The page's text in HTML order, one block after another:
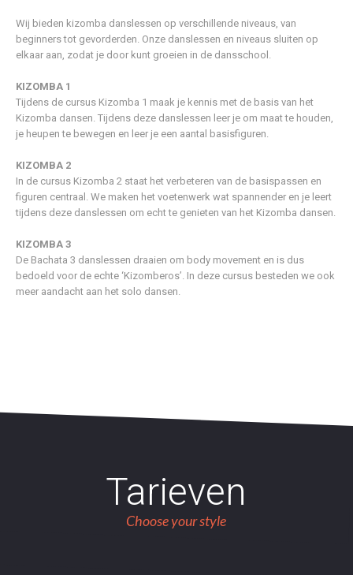
Wij bieden kizomba danslessen op verschillende niveaus, van
beginners tot gevorderden. Onze danslessen en niveaus sluiten op
elkaar aan, zodat je door kunt groeien in de dansschool.
KIZOMBA 1
Tijdens de cursus Kizomba 1 maak je kennis met de basis van het
Kizomba dansen. Tijdens deze danslessen leer je om maat te houden,
je heupen te bewegen en leer je een aantal basisfiguren.
KIZOMBA 2
In de cursus Kizomba 2 staat het verbeteren van de basispassen en
figuren centraal. We maken het voetenwerk wat spannender en je leert
tijdens deze danslessen om echt te genieten van het Kizomba dansen.
KIZOMBA 3
De Bachata 3 danslessen draaien om body movement en is dus
bedoeld voor de echte ‘Kizomberos’. In deze cursus besteden we ook
meer aandacht aan het solo dansen.
Tarieven
Choose your style